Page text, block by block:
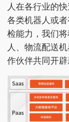
人在各行业的
各类机器人或
检能力，我们
人、物流配送
作伙伴共同开辟